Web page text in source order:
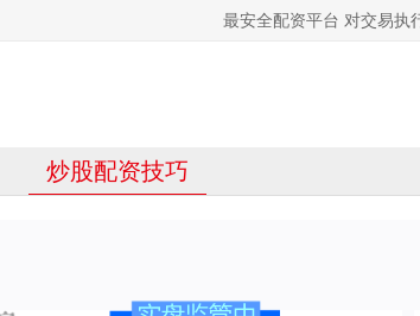
最安全配资平台 对交易执
炒股配资技巧